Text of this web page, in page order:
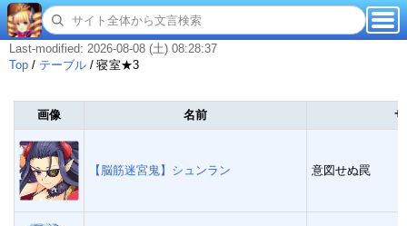
Last-modified: 2026-08-08 (土) 08:28:37
Top / テーブル /寝室★3
画像 名前
【脳筋迷宮鬼】シュンラン 意図せぬ罠